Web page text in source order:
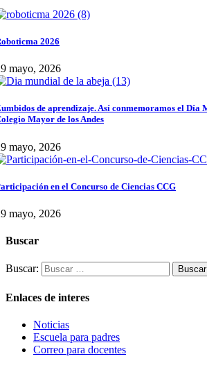
2026
mayo, 2026
de aprendizaje. Así conmemoramos el Día
Mayor de los Andes
mayo, 2026
en el Concurso de Ciencias CCG
mayo, 2026
Buscar
Buscar:
Enlaces de interes
Noticias
Escuela para padres
Correo para docentes